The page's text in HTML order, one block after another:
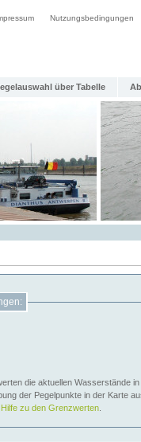
Nutzungsbedingungen
über Tabelle
die aktuellen Wasserstände
der Pegelpunkte in der Karte
Hilfe zu den Grenzwerten